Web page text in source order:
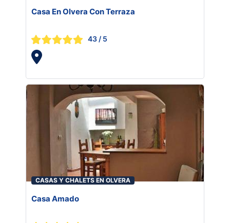
Casa En Olvera Con Terraza
43 / 5
CASAS Y CHALETS EN OLVERA
Casa Amado